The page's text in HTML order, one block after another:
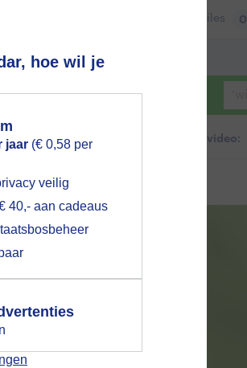
hoe wil je
jaar (€ 0,58 per
veilig
40,- aan cadeaus
Files 0
Weerzine
Zoeken in foto & video:
gebruiken voor
akkoord op hebt
zo een pop-up uit
toestemming
wordt.
de popup